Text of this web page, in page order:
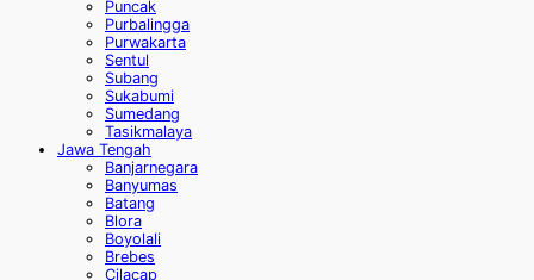
Puncak
Purbalingga
Purwakarta
Sentul
Subang
Sukabumi
Sumedang
Tasikmalaya
Jawa Tengah
Banjarnegara
Banyumas
Batang
Blora
Boyolali
Brebes
Cilacap